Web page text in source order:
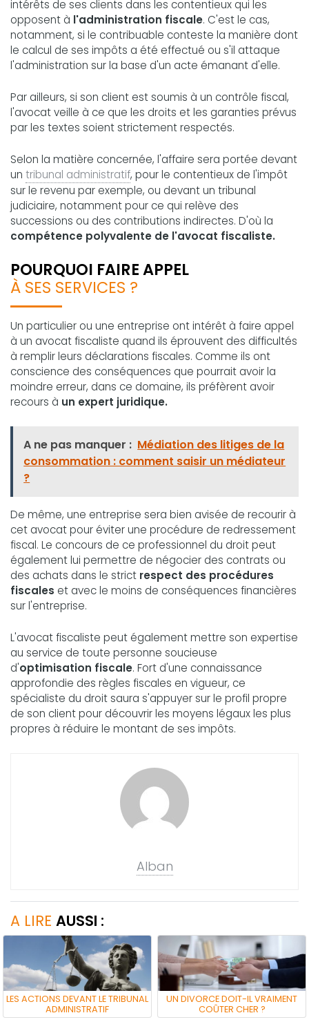
intérêts de ses clients dans les contentieux qui les
opposent à l'administration fiscale. C'est le cas,
notamment, si le contribuable conteste la manière dont
le calcul de ses impôts a été effectué ou s'il attaque
l'administration sur la base d'un acte émanant d'elle.
Par ailleurs, si son client est soumis à un contrôle fiscal,
l'avocat veille à ce que les droits et les garanties prévus
par les textes soient strictement respectés.
Selon la matière concernée, l'affaire sera portée devant
un tribunal administratif, pour le contentieux de l'impôt
sur le revenu par exemple, ou devant un tribunal
judiciaire, notamment pour ce qui relève des
successions ou des contributions indirectes. D'où la
compétence polyvalente de l'avocat fiscaliste.
POURQUOI FAIRE APPEL
À SES SERVICES ?
Un particulier ou une entreprise ont intérêt à faire appel
à un avocat fiscaliste quand ils éprouvent des difficultés
à remplir leurs déclarations fiscales. Comme ils ont
conscience des conséquences que pourrait avoir la
moindre erreur, dans ce domaine, ils préfèrent avoir
recours à un expert juridique.
A ne pas manquer : Médiation des litiges de la
consommation : comment saisir un médiateur
?
De même, une entreprise sera bien avisée de recourir à
cet avocat pour éviter une procédure de redressement
fiscal. Le concours de ce professionnel du droit peut
également lui permettre de négocier des contrats ou
des achats dans le strict respect des procédures
fiscales et avec le moins de conséquences financières
sur l'entreprise.
L'avocat fiscaliste peut également mettre son expertise
au service de toute personne soucieuse
d'optimisation fiscale. Fort d'une connaissance
approfondie des règles fiscales en vigueur, ce
spécialiste du droit saura s'appuyer sur le profil propre
de son client pour découvrir les moyens légaux les plus
propres à réduire le montant de ses impôts.
Alban
A LIRE AUSSI :
LES ACTIONS DEVANT LE TRIBUNAL
ADMINISTRATIF
UN DIVORCE DOIT-IL VRAIMENT
COÛTER CHER ?